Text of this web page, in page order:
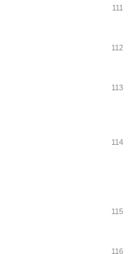
111
112
113
114
115
116